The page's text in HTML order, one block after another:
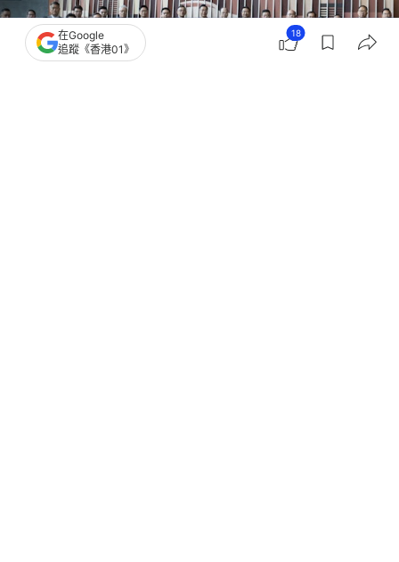
在Google
追蹤《香港01》
18